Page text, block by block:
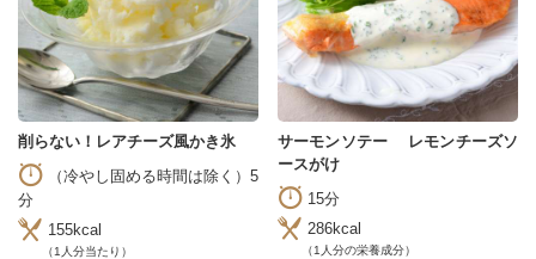
削らない！レアチーズ風かき氷
（冷やし固める時間は除く）5
分
155kcal
（1人分当たり）
サーモンソテー レモンチーズソ
ースがけ
15分
286kcal
（1人分の栄養成分）